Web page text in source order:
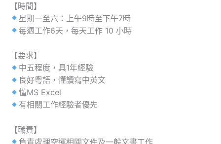
【時間】
星期一至六：上午9時至下午7時
每週工作6天，每天工作 10 小時
【要求】
中五程度，具1年經驗
良好粵語，懂讀寫中英文
懂MS Excel
有相關工作經驗者優先
【職責】
負責處理空運相關文件及一般文書工作